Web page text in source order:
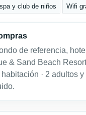
y club de niños Wifi
de referencia, hotel
& Sand Beach
· 2 adultos y